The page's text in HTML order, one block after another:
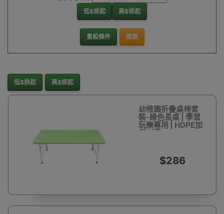
低$排起 高$排起
重設條件 篩選
低$排起 高$排起
幼稚園折疊桌椅套
裝-綠色長桌 | 學習
玩樂專用 | HDPE加
厚材質
$286